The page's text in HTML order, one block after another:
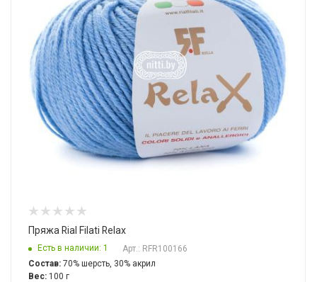
Пряжа Rial Filati Relax
Есть в наличии: 1
Арт.: RFR100166
Состав: 70% шерсть, 30% акрил
Вес: 100 г